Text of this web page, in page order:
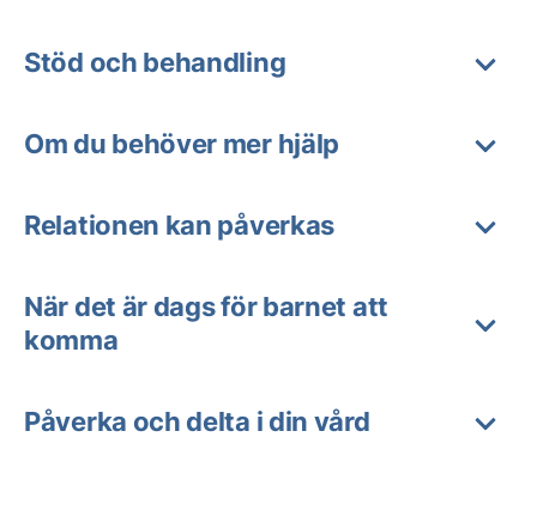
Stöd och behandling
Om du behöver mer hjälp
Relationen kan påverkas
När det är dags för barnet att
komma
Påverka och delta i din vård